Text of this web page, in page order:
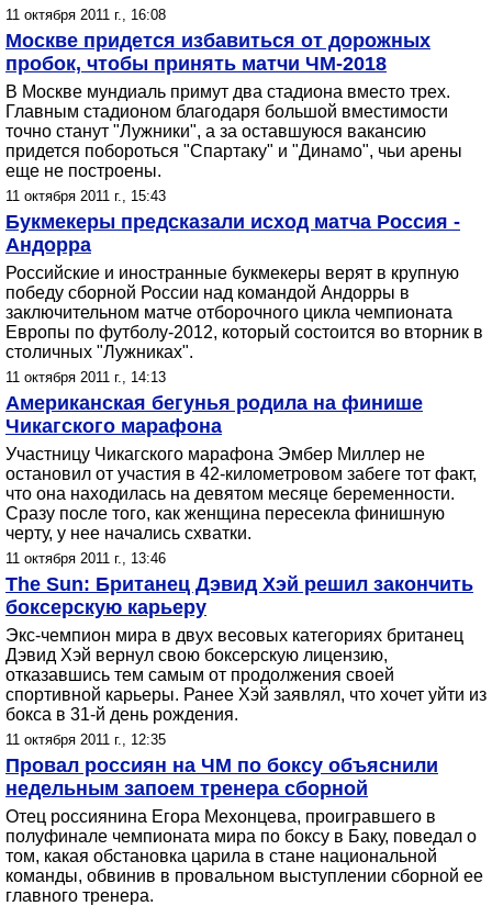
11 октября 2011 г., 16:08
Москве придется избавиться от дорожных
пробок, чтобы принять матчи ЧМ-2018
В Москве мундиаль примут два стадиона вместо трех.
Главным стадионом благодаря большой вместимости
точно станут "Лужники", а за оставшуюся вакансию
придется побороться "Спартаку" и "Динамо", чьи арены
еще не построены.
11 октября 2011 г., 15:43
Букмекеры предсказали исход матча Россия -
Андорра
Российские и иностранные букмекеры верят в крупную
победу сборной России над командой Андорры в
заключительном матче отборочного цикла чемпионата
Европы по футболу-2012, который состоится во вторник в
столичных "Лужниках".
11 октября 2011 г., 14:13
Американская бегунья родила на финише
Чикагского марафона
Участницу Чикагского марафона Эмбер Миллер не
остановил от участия в 42-километровом забеге тот факт,
что она находилась на девятом месяце беременности.
Сразу после того, как женщина пересекла финишную
черту, у нее начались схватки.
11 октября 2011 г., 13:46
The Sun: Британец Дэвид Хэй решил закончить
боксерскую карьеру
Экс-чемпион мира в двух весовых категориях британец
Дэвид Хэй вернул свою боксерскую лицензию,
отказавшись тем самым от продолжения своей
спортивной карьеры. Ранее Хэй заявлял, что хочет уйти из
бокса в 31-й день рождения.
11 октября 2011 г., 12:35
Провал россиян на ЧМ по боксу объяснили
недельным запоем тренера сборной
Отец россиянина Егора Мехонцева, проигравшего в
полуфинале чемпионата мира по боксу в Баку, поведал о
том, какая обстановка царила в стане национальной
команды, обвинив в провальном выступлении сборной ее
главного тренера.